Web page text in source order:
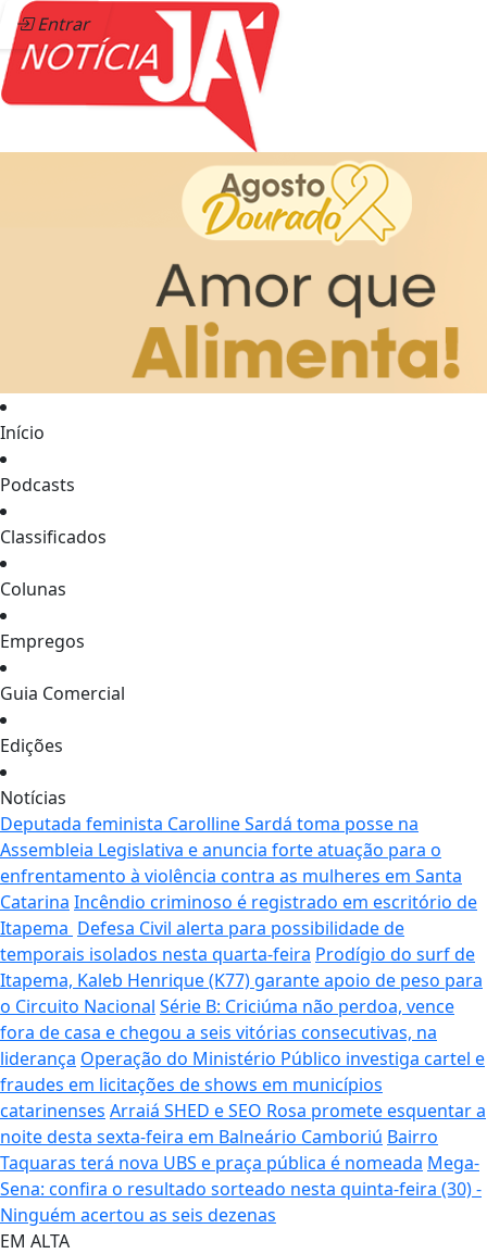
Entrar
Início
Podcasts
Classificados
Colunas
Empregos
Guia Comercial
Edições
Notícias
Deputada feminista Carolline Sardá toma posse na
Assembleia Legislativa e anuncia forte atuação para o
enfrentamento à violência contra as mulheres em Santa
Catarina Incêndio criminoso é registrado em escritório de
Itapema Defesa Civil alerta para possibilidade de
temporais isolados nesta quarta-feira Prodígio do surf de
Itapema, Kaleb Henrique (K77) garante apoio de peso para
o Circuito Nacional Série B: Criciúma não perdoa, vence
fora de casa e chegou a seis vitórias consecutivas, na
liderança Operação do Ministério Público investiga cartel e
fraudes em licitações de shows em municípios
catarinenses Arraiá SHED e SEO Rosa promete esquentar a
noite desta sexta-feira em Balneário Camboriú Bairro
Taquaras terá nova UBS e praça pública é nomeada Mega-
Sena: confira o resultado sorteado nesta quinta-feira (30) -
Ninguém acertou as seis dezenas
EM ALTA